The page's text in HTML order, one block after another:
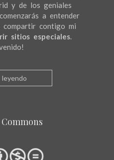
y de los geniales
a entender
contigo mi
sitios especiales.